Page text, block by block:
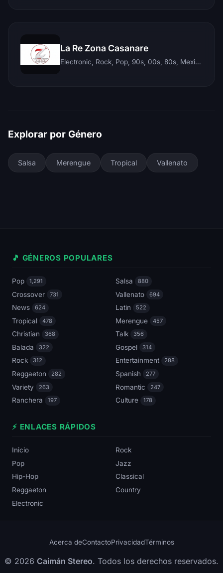
La Re Zona Casanare
Electronic, Rock, Pop, 90s, 00s, 80s, Mexican, Ranchera, Reggaeton, Instrumental, Salsa, Merengue, Tropical, Romantic, Vallenato, Llanera
Explorar por Género
Salsa Merengue Tropical Vallenato
🎵 GÉNEROS POPULARES
Pop 1,291 Salsa 880
Crossover 731 Vallenato 694
News 624 Latin 522
Tropical 478 Merengue 457
Christian 368 Talk 356
Balada 322 Gospel 314
Rock 312 Entertainment 288
Reggaeton 282 Spanish 277
Variety 263 Romantic 247
Ranchera 197 Culture 178
⚡ ENLACES RÁPIDOS
Inicio
Rock
Pop
Jazz
Hip-Hop
Classical
Reggaeton
Country
Electronic
Acerca deContactoPrivacidadTérminos
© 2026 Caimán Stereo. Todos los derechos reservados.